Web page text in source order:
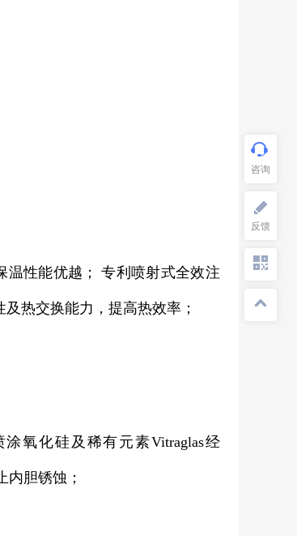
温性能优越； 专利喷射式全效注
热交换能力，提高热效率；
氧化硅及稀有元素Vitraglas经
胆锈蚀；